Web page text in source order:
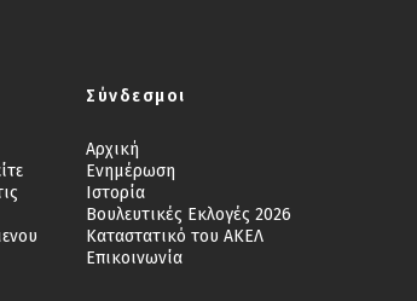
Σύνδεσμοι
Αρχική
Ενημέρωση
Ιστορία
Βουλευτικές Εκλογές 2026
Καταστατικό του ΑΚΕΛ
Επικοινωνία